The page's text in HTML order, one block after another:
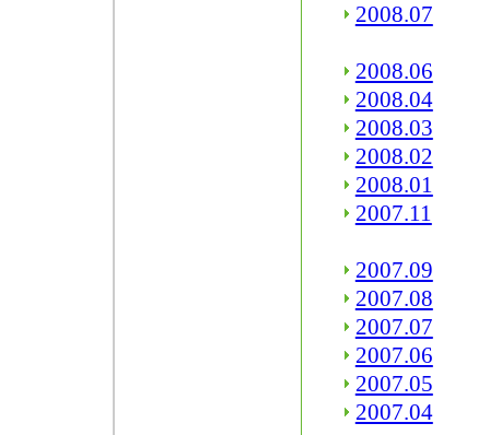
2008.07
2008.06
2008.04
2008.03
2008.02
2008.01
2007.11
2007.09
2007.08
2007.07
2007.06
2007.05
2007.04